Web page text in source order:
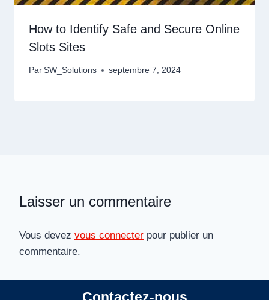
How to Identify Safe and Secure Online
Slots Sites
Par SW_Solutions septembre 7, 2024
Laisser un commentaire
Vous devez vous connecter pour publier un
commentaire.